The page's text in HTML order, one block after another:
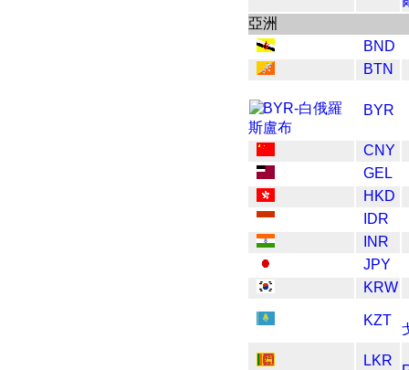
亞洲
BND
BTN
BYR
CNY
GEL
HKD
IDR
INR
JPY
KRW
KZT
LKR